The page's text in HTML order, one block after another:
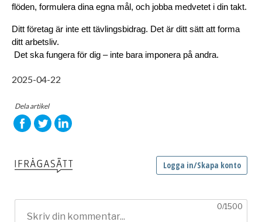
flöden, formulera dina egna mål, och jobba medvetet i din takt.
Ditt företag är inte ett tävlingsbidrag. Det är ditt sätt att forma
ditt arbetsliv.
Det ska fungera för dig – inte bara imponera på andra.
2025-04-22
Dela artikel